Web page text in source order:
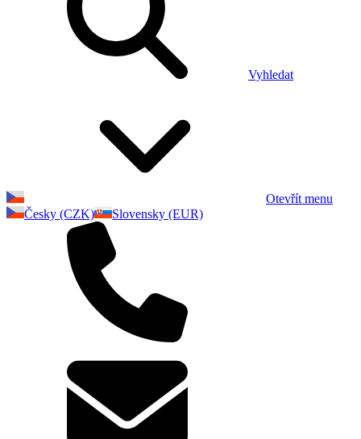
Vyhledat
Otevřít menu
Česky (CZK)
Slovensky (EUR)